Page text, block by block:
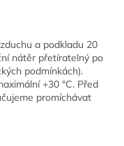
a podkladu 20
nátěr přetíratelný po
podmínkách).
+30 °C. Před
promíchávat